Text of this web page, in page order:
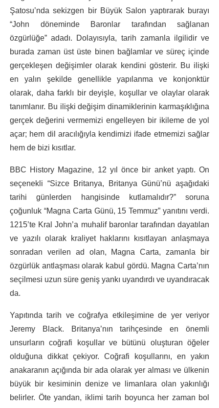
Şatosu’nda sekizgen bir Büyük Salon yaptırarak burayı
“John döneminde Baronlar tarafından sağlanan
özgürlüğe” adadı. Dolayısıyla, tarih zamanla ilgilidir ve
burada zaman üst üste binen bağlamlar ve süreç içinde
gerçekleşen değişimler olarak kendini gösterir. Bu ilişki
en yalın şekilde genellikle yapılanma ve konjonktür
olarak, daha farklı bir deyişle, koşullar ve olaylar olarak
tanımlanır. Bu ilişki değişim dinamiklerinin karmaşıklığına
gerçek değerini vermemizi engelleyen bir ikileme de yol
açar; hem dil aracılığıyla kendimizi ifade etmemizi sağlar
hem de bizi kısıtlar.
BBC History Magazine, 12 yıl önce bir anket yaptı. On
seçenekli “Sizce Britanya, Britanya Günü’nü aşağıdaki
tarihi günlerden hangisinde kutlamalıdır?” soruna
çoğunluk “Magna Carta Günü, 15 Temmuz” yanıtını verdi.
1215’te Kral John’a muhalif baronlar tarafından dayatılan
ve yazılı olarak kraliyet haklarını kısıtlayan anlaşmaya
sonradan verilen ad olan, Magna Carta, zamanla bir
özgürlük antlaşması olarak kabul gördü. Magna Carta’nın
seçilmesi uzun süre geniş yankı uyandırdı ve uyandıracak
da.
Yapıtında tarih ve coğrafya etkileşimine de yer veriyor
Jeremy Black. Britanya’nın tarihçesinde en önemli
unsurların coğrafi koşullar ve bütünü oluşturan öğeler
olduğuna dikkat çekiyor. Coğrafi koşullarını, en yakın
anakaranın açığında bir ada olarak yer alması ve ülkenin
büyük bir kesiminin denize ve limanlara olan yakınlığı
belirler. Öte yandan, iklimi tarih boyunca her zaman bol